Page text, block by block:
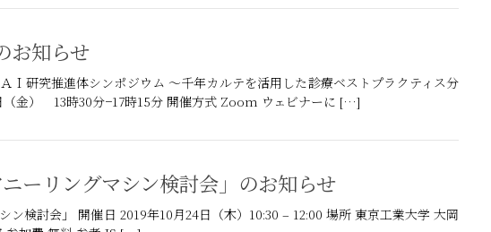
お知らせ
Ｉ研究推進体シンポジウム ～千年カルテを活用した診療ベストプラクティス分
（金） 13時30分−17時15分 開催方式 Zoom ウェビナーに […]
ニーリングマシン検討会」のお知らせ
ン検討会」 開催日 2019年10月24日（木）10:30 – 12:00 場所 東京工業大学 大岡